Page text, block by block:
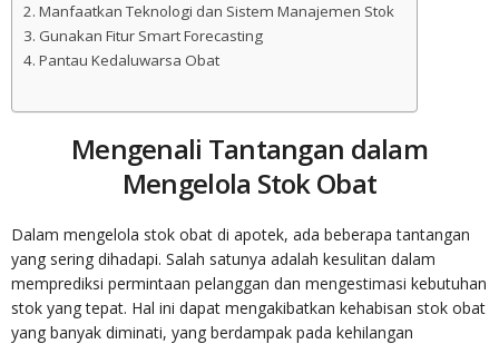
Manfaatkan Teknologi dan Sistem Manajemen Stok
Gunakan Fitur Smart Forecasting
Pantau Kedaluwarsa Obat
Mengenali Tantangan dalam
Mengelola Stok Obat
Dalam mengelola stok obat di apotek, ada beberapa tantangan
yang sering dihadapi. Salah satunya adalah kesulitan dalam
memprediksi permintaan pelanggan dan mengestimasi kebutuhan
stok yang tepat. Hal ini dapat mengakibatkan kehabisan stok obat
yang banyak diminati, yang berdampak pada kehilangan